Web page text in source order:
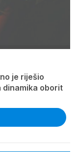
je riješio
dinamika oborit